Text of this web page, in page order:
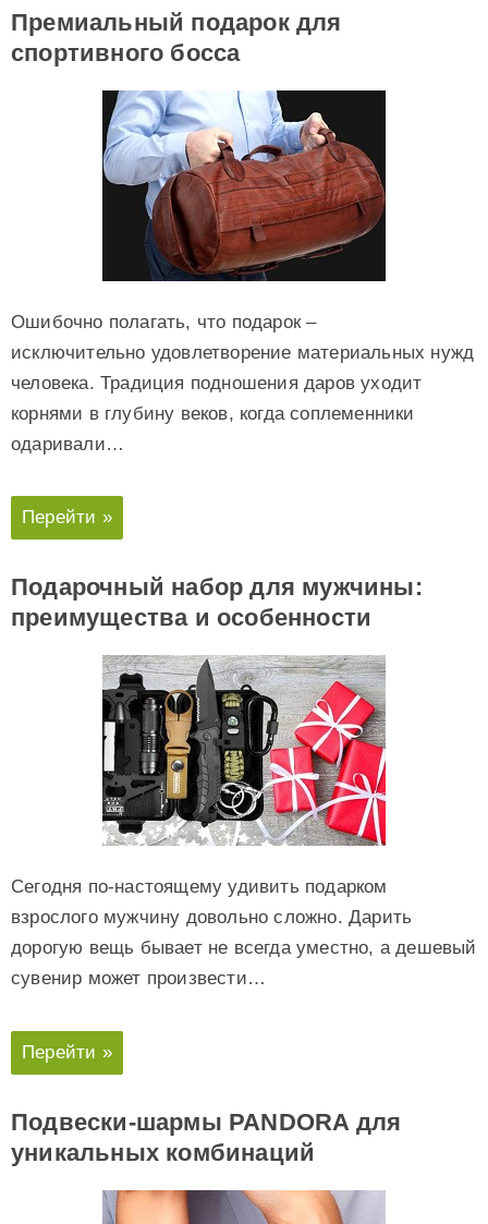
Премиальный подарок для
спортивного босса
Ошибочно полагать, что подарок –
исключительно удовлетворение материальных нужд
человека. Традиция подношения даров уходит
корнями в глубину веков, когда соплеменники
одаривали…
Перейти »
Подарочный набор для мужчины:
преимущества и особенности
Сегодня по-настоящему удивить подарком
взрослого мужчину довольно сложно. Дарить
дорогую вещь бывает не всегда уместно, а дешевый
сувенир может произвести…
Перейти »
Подвески-шармы PANDORA для
уникальных комбинаций